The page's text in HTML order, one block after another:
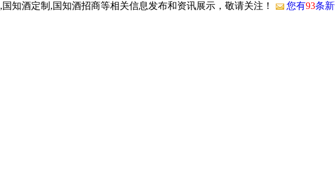
,国知酒定制,国知酒招商等相关信息发布和资讯展示，敬请关注！ 您有93条